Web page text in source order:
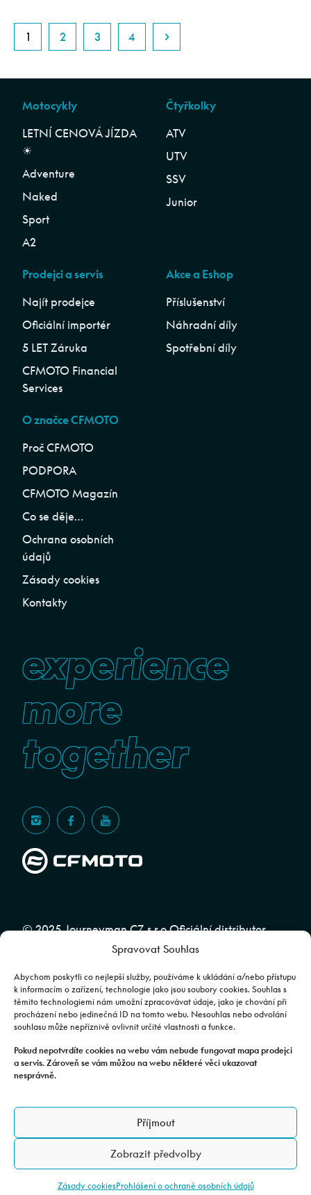
Spravovat Souhlas
Abychom poskytli co nejlepší služby, používáme k ukládání a/nebo přístupu
k informacím o zařízení, technologie jako jsou soubory cookies. Souhlas s
těmito technologiemi nám umožní zpracovávat údaje, jako je chování při
procházení nebo jedinečná ID na tomto webu. Nesouhlas nebo odvolání
souhlasu může nepříznivě ovlivnit určité vlastnosti a funkce.
Pokud nepotvrdíte cookies na webu vám nebude fungovat mapa prodejci
a servis. Zároveň se vám můžou na webu některé věci ukazovat
nesprávně.
Příjmout
Zobrazit předvolby
Zásady cookiesProhlášení o ochraně osobních údajů
1 2 3 4
Motocykly
LETNÍ CENOVÁ JÍZDA
☀︎
Adventure
Naked
Sport
A2
Čtyřkolky
ATV
UTV
SSV
Junior
Prodejci a servis
Najít prodejce
Oficiální importér
5 LET Záruka
CFMOTO Financial
Services
Akce a Eshop
Příslušenství
Náhradní díly
Spotřební díly
O značce CFMOTO
Proč CFMOTO
PODPORA
CFMOTO Magazín
Co se děje…
Ochrana osobních
údajů
Zásady cookies
Kontakty
experience
more
together
© 2025 Journeyman CZ s.r.o Oficiální distributor
značky CFMOTO pro ČR a SR | Web spravuje
Team
Fotografie mají pouze ilustrativní charakter. Výbava, barevné
kombinace apod. se mohou lišit. Pro upřesnění kontaktujte svého
prodejce. | Veškeré zobrazené informace mají pouze informativní
charakter a nejsou nabídkou ve smyslu ustanovení §1732 odst. 2
zákona č. 89/2012 Sb., občanského zákoníku.
JOURNEYMAN CZ s.r.o. | Podjavorinské 1606/16, Chodov, 149 00
Praha 4 | IČO: 24843920, DIČ: CZ24843920 | Spisová značka: C
Adresa provozovny: Všechromy 75, 25163 Stránčice.